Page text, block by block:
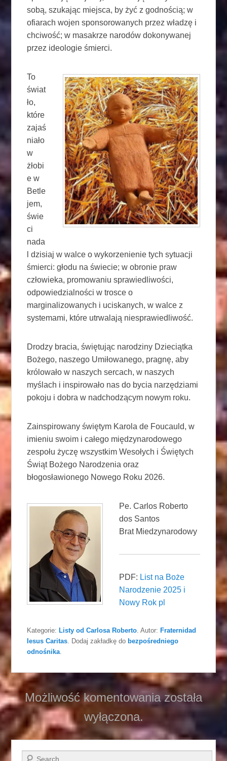
sobą, szukając miejsca, by żyć z godnością; w
ofiarach wojen sponsorowanych przez władzę i
chciwość; w masakrze narodów dokonywanej
przez ideologie śmierci.
To
świat
ło,
które
zajaś
niało
w
żłobi
e w
Betle
jem,
świe
ci
nada
l dzisiaj w walce o wykorzenienie tych sytuacji
śmierci: głodu na świecie; w obronie praw
człowieka, promowaniu sprawiedliwości,
odpowiedzialności w trosce o
marginalizowanych i uciskanych, w walce z
systemami, które utrwalają niesprawiedliwość.
Drodzy bracia, świętując narodziny Dzieciątka
Bożego, naszego Umiłowanego, pragnę, aby
królowało w naszych sercach, w naszych
myślach i inspirowało nas do bycia narzędziami
pokoju i dobra w nadchodzącym nowym roku.
Zainspirowany świętym Karola de Foucauld, w
imieniu swoim i całego międzynarodowego
zespołu życzę wszystkim Wesołych i Świętych
Świąt Bożego Narodzenia oraz
błogosławionego Nowego Roku 2026.
Pe. Carlos Roberto
dos Santos
Brat Miedzynarodowy
PDF: List na Boże
Narodzenie 2025 i
Nowy Rok pl
Kategorie: Listy od Carlosa Roberto. Autor: Fraternidad
Iesus Caritas. Dodaj zakładkę do bezpośredniego
odnośnika.
Możliwość komentowania została
wyłączona.
Szukaj